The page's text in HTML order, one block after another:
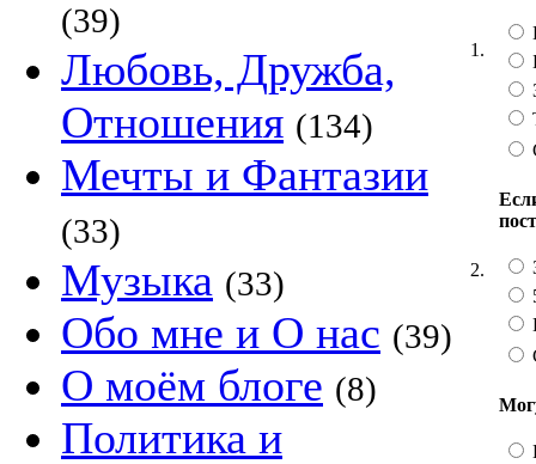
(39)
Любовь, Дружба,
Отношения (134)
Мечты и Фантазии
(33)
Музыка (33)
Обо мне и О нас (39)
О моём блоге (8)
Политика и
1.
2.